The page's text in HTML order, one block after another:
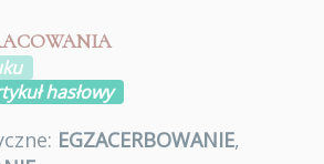
hasłowy
EGZACERBOWANIE,